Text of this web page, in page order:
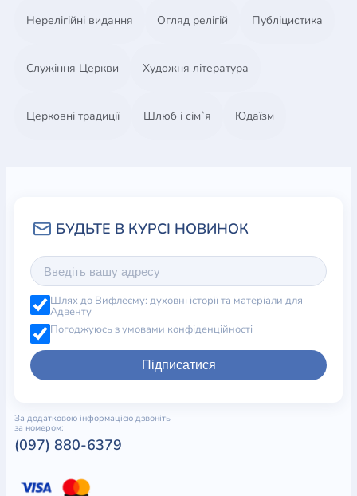
Нерелігійні видання Огляд релігій Публіцистика
Служіння Церкви Художня література
Церковні традиції Шлюб і сім`я Юдаїзм
Шлях до Вифлеєму: духовні історії та матеріали для
Адвенту
Погоджуюсь з умовами конфіденційності
Підписатися
За додатковою інформацією дзвоніть
за номером:
(097) 880-6379